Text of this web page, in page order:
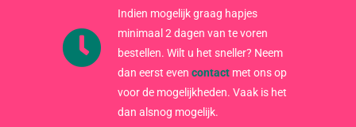
Indien mogelijk graag hapjes
minimaal 2 dagen van te voren
bestellen. Wilt u het sneller? Neem
dan eerst even contact met ons op
voor de mogelijkheden. Vaak is het
dan alsnog mogelijk.